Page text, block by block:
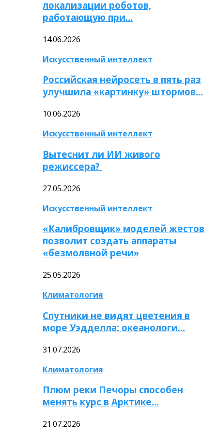
локализации роботов,
работающую при…
14.06.2026
Искусственный интеллект
Российская нейросеть в пять раз
улучшила «картинку» штормов…
10.06.2026
Искусственный интеллект
Вытеснит ли ИИ живого
режиссера?
27.05.2026
Искусственный интеллект
«Калибровщик» моделей жестов
позволит создать аппараты
«безмолвной речи»
25.05.2026
Климатология
Спутники не видят цветения в
море Уэдделла: океанологи…
31.07.2026
Климатология
Плюм реки Печоры способен
менять курс в Арктике…
21.07.2026